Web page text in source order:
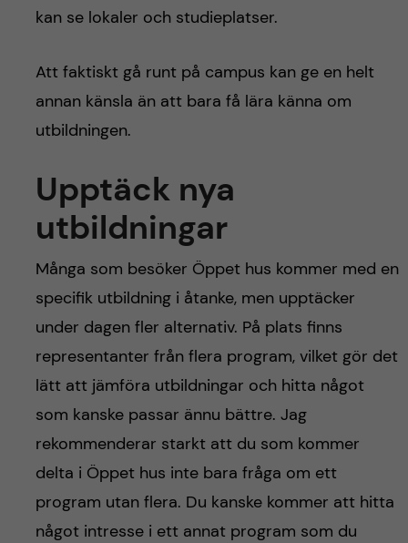
kan se lokaler och studieplatser.
Att faktiskt gå runt på campus kan ge en helt
annan känsla än att bara få lära känna om
utbildningen.
Upptäck nya
utbildningar
Många som besöker Öppet hus kommer med en
specifik utbildning i åtanke, men upptäcker
under dagen fler alternativ. På plats finns
representanter från flera program, vilket gör det
lätt att jämföra utbildningar och hitta något
som kanske passar ännu bättre. Jag
rekommenderar starkt att du som kommer
delta i Öppet hus inte bara fråga om ett
program utan flera. Du kanske kommer att hitta
något intresse i ett annat program som du